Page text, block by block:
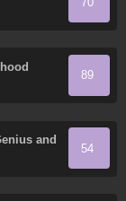
89
and
54